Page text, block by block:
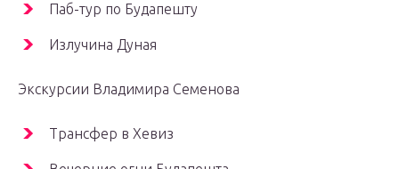
Паб-тур по Будапешту
Излучина Дуная
Экскурсии Владимира Семенова
Трансфер в Хевиз